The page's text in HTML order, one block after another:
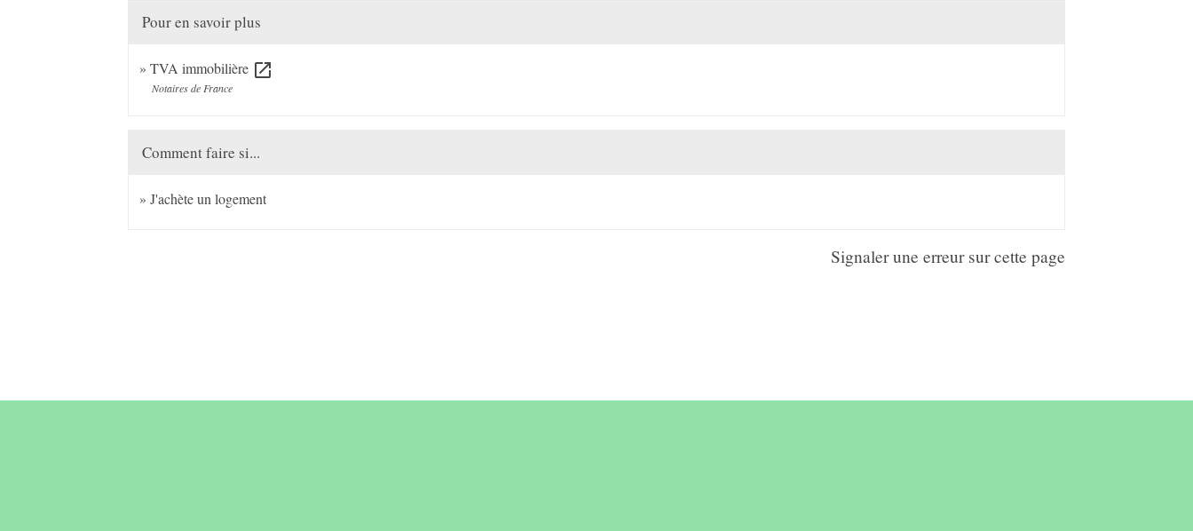
Pour en savoir plus
TVA immobilière open_in_new
Notaires de France
Comment faire si...
J'achète un logement
Signaler une erreur sur cette page